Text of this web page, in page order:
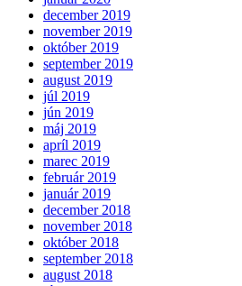
december 2019
november 2019
október 2019
september 2019
august 2019
júl 2019
jún 2019
máj 2019
apríl 2019
marec 2019
február 2019
január 2019
december 2018
november 2018
október 2018
september 2018
august 2018